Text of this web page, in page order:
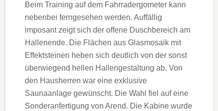
Beim Training auf dem Fahrrad­ergometer kann
nebenbei ferngesehen werden. Auffällig
imposant zeigt sich der offene Duschbereich am
Hallenende. Die Flächen aus Glasmosaik mit
Effekt­steinen heben sich deutlich von der sonst
überwiegend hellen Hallengestaltung ab. Von
den Hausherren war eine exklusive
Saunaanlage gewünscht. Die Wahl fiel auf eine
Sonderanfertigung von Arend. Die Kabine wurde